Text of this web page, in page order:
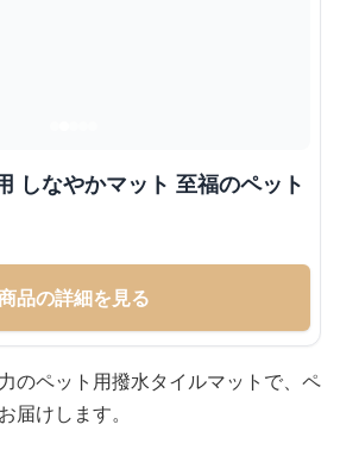
しなやかマット 至福のペット
品の詳細を見る
のペット用撥水タイルマットで、ペ
届けします。